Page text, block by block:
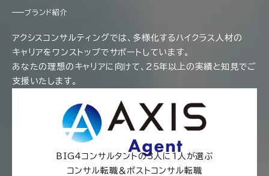
ブランド紹介
アクシスコンサルティングでは、多様化するハイクラス人材の
キャリアをワンストップでサポートしています。
あなたの理想のキャリアに向けて、25年以上の実績と知見でご
支援いたします。
BIG4コンサルタントの3人に1人が選ぶ
コンサル転職＆ポストコンサル転職